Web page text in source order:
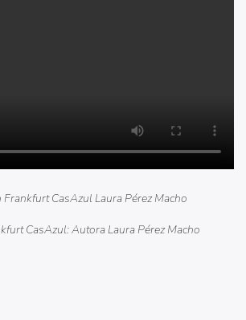
CasAzul: Autora Laura Pérez Macho